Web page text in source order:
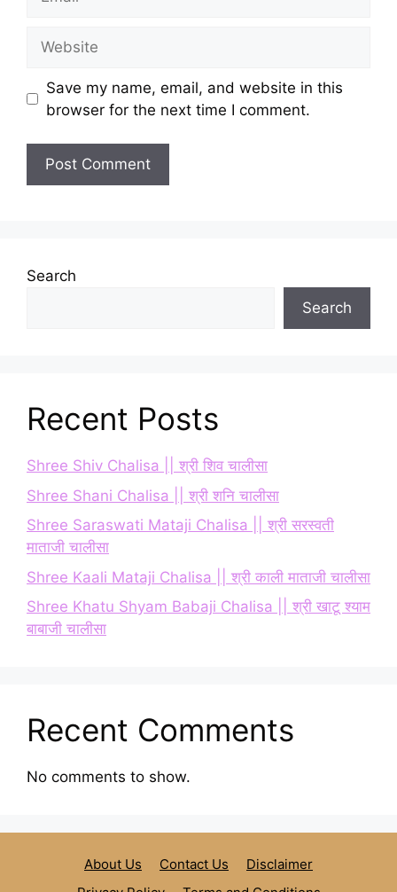
Save my name, email, and website in this
browser for the next time I comment.
Search
Search
Recent Posts
Shree Shiv Chalisa || श्री शिव चालीसा
Shree Shani Chalisa || श्री शनि चालीसा
Shree Saraswati Mataji Chalisa || श्री सरस्वती
माताजी चालीसा
Shree Kaali Mataji Chalisa || श्री काली माताजी चालीसा
Shree Khatu Shyam Babaji Chalisa || श्री खाटू श्याम
बाबाजी चालीसा
Recent Comments
No comments to show.
About Us Contact Us
Disclaimer